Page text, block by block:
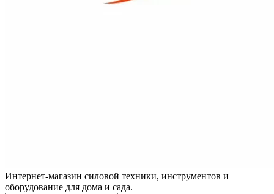
Интернет-магазин силовой техники, инструментов и
оборудование для дома и сада.